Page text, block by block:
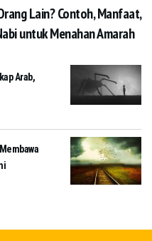
Lain? Contoh, Manfaat,
untuk Menahan Amarah
Arab,